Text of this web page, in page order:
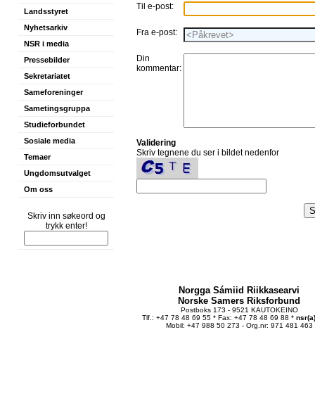
Landsstyret
Nyhetsarkiv
NSR i media
Pressebilder
Sekretariatet
Sameforeninger
Sametingsgruppa
Studieforbundet
Sosiale media
Temaer
Ungdomsutvalget
Om oss
Skriv inn søkeord og
trykk enter!
Til e-post:
Fra e-post:
Din
kommentar:
Validering
Skriv tegnene du ser i bildet nedenfor
Norgga Sámiid Riikkasearvi
Norske Samers Riksforbund
Postboks 173 - 9521 KAUTOKEINO
Tlf.: +47 78 48 69 55 * Fax: +47 78 48 69 88 *
Mobil: +47 988 50 273 - Org.nr: 971 481 463